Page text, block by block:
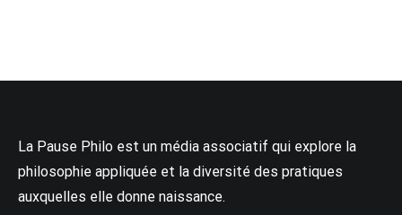
La Pause Philo est un média associatif qui explore la
philosophie appliquée et la diversité des pratiques
auxquelles elle donne naissance.